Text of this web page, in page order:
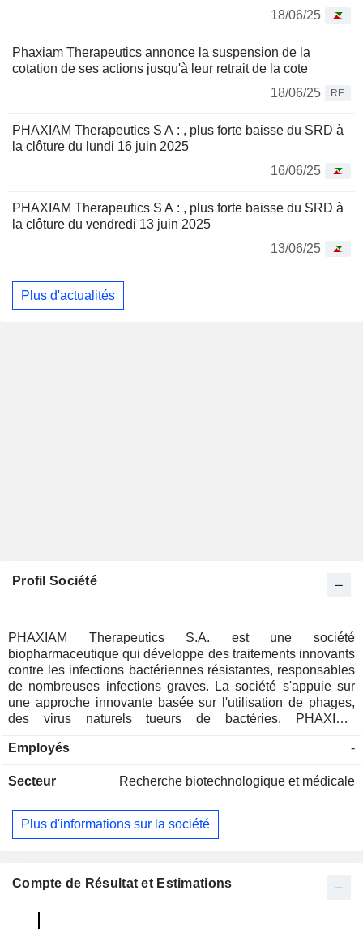
18/06/25
Phaxiam Therapeutics annonce la suspension de la
cotation de ses actions jusqu'à leur retrait de la cote
18/06/25
RE
PHAXIAM Therapeutics S A : , plus forte baisse du SRD à
la clôture du lundi 16 juin 2025
16/06/25
PHAXIAM Therapeutics S A : , plus forte baisse du SRD à
la clôture du vendredi 13 juin 2025
13/06/25
Plus d'actualités
Profil Société
PHAXIAM Therapeutics S.A. est une société
biopharmaceutique qui développe des traitements innovants
contre les infections bactériennes résistantes, responsables
de nombreuses infections graves. La société s'appuie sur
une approche innovante basée sur l'utilisation de phages,
des virus naturels tueurs de bactéries. PHAXIAM
ciblant 3 des bactéries les plus résistantes et les plus
tiers des infections nosocomiales résistantes :
aeruginosa.
Employés -
Secteur Recherche biotechnologique et médicale
Plus d'informations sur la société
Compte de Résultat et Estimations